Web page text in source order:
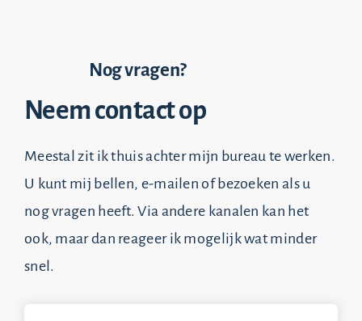
Nog vragen?
Neem contact op
Meestal zit ik thuis achter mijn bureau te werken.
U kunt mij bellen, e-mailen of bezoeken als u
nog vragen heeft. Via andere kanalen kan het
ook, maar dan reageer ik mogelijk wat minder
snel.